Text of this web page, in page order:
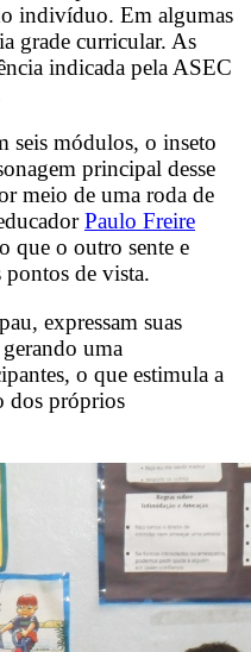
indivíduo. Em algumas
grade curricular. As
indicada pela ASEC
seis módulos, o inseto
principal desse
meio de uma roda de
Paulo Freire
que o outro sente e
de vista.
expressam suas
gerando uma
o que estimula a
dos próprios